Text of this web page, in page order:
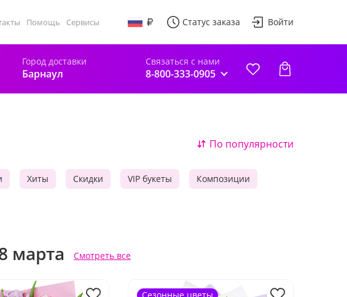
Помощь Сервисы Статус заказа Войти
Город доставки
Барнаул
Связаться с нами
8-800-333-0905
По популярности
Хиты Скидки VIP букеты Композиции
марта Смотреть все